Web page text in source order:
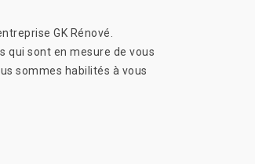
GK Rénové.
qui sont en mesure de vous
sommes habilités à vous